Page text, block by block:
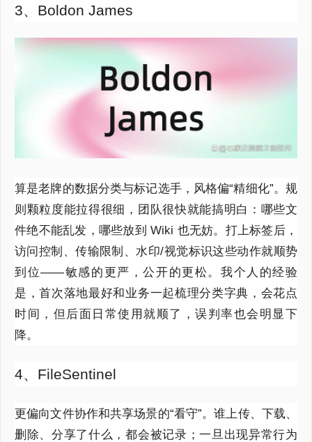
3、Boldon James
算是老牌的数据分类与标记选手，风格偏“精细化”。规
则颗粒度能拉得很细，团队很快就能搞明白：哪些文
件绝不能乱发，哪些放到 Wiki 也无妨。打上标签后，
访问控制、传输限制、水印/视觉标识这些动作就顺势
到位——敏感的更严，公开的更松。我个人的经验
是，首次落地最好和业务一起梳理分类字典，会花点
时间，但后面日常使用就顺了，误判率也会明显下
降。
4、FileSentinel
更偏向文件协作和共享场景的“看守”。谁上传、下载、
删除、分享了什么，都会被记录；一旦出现异常行为